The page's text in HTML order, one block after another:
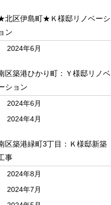
北区伊島町★Ｋ様邸リノベーシ
ン
2024年6月
区築港ひかり町：Ｙ様邸リノベ
ション
2024年6月
2024年4月
区築港緑町3丁目：Ｋ様邸新築
事
2024年8月
2024年7月